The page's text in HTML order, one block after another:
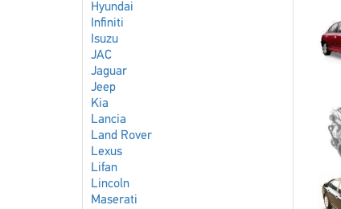
Hyundai
Infiniti
Isuzu
JAC
Jaguar
Jeep
Kia
Lancia
Land Rover
Lexus
Lifan
Lincoln
Maserati